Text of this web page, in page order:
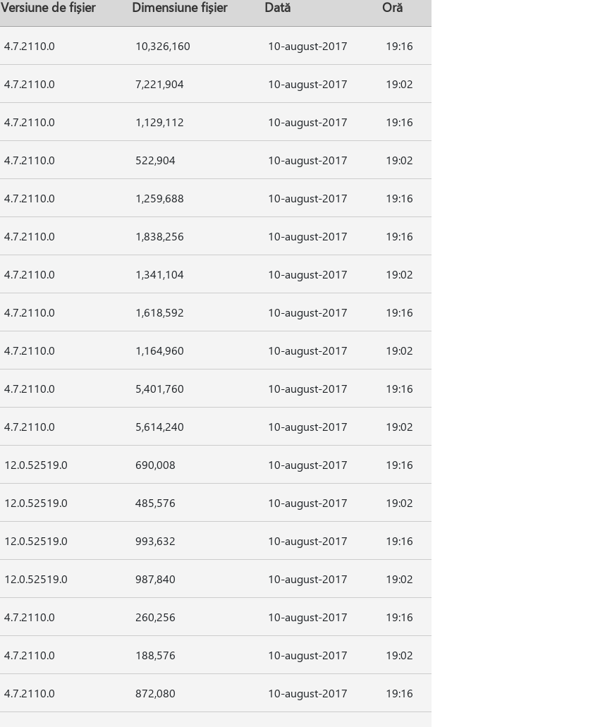
Versiune de fișier Dimensiune fișier Dată Oră
4.7.2110.0 10,326,160 10-august-2017 19:16
4.7.2110.0 7,221,904 10-august-2017 19:02
4.7.2110.0 1,129,112 10-august-2017 19:16
4.7.2110.0 522,904 10-august-2017 19:02
4.7.2110.0 1,259,688 10-august-2017 19:16
4.7.2110.0 1,838,256 10-august-2017 19:16
4.7.2110.0 1,341,104 10-august-2017 19:02
4.7.2110.0 1,618,592 10-august-2017 19:16
4.7.2110.0 1,164,960 10-august-2017 19:02
4.7.2110.0 5,401,760 10-august-2017 19:16
4.7.2110.0 5,614,240 10-august-2017 19:02
12.0.52519.0 690,008 10-august-2017 19:16
12.0.52519.0 485,576 10-august-2017 19:02
12.0.52519.0 993,632 10-august-2017 19:16
12.0.52519.0 987,840 10-august-2017 19:02
4.7.2110.0 260,256 10-august-2017 19:16
4.7.2110.0 188,576 10-august-2017 19:02
4.7.2110.0 872,080 10-august-2017 19:16